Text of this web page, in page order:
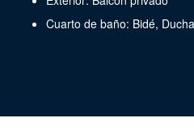
Cuarto de baño: Bidé,